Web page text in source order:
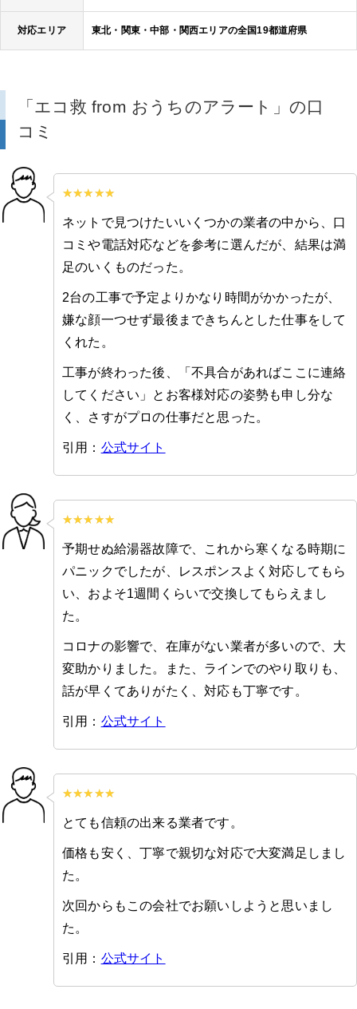
対応エリア 東北・関東・中部・関西エリアの全国19都道府県
「エコ救 from おうちのアラート」の口
コミ
ネットで見つけたいいくつかの業者の中から、口
コミや電話対応などを参考に選んだが、結果は満
足のいくものだった。
2台の工事で予定よりかなり時間がかかったが、
嫌な顔一つせず最後まできちんとした仕事をして
くれた。
工事が終わった後、「不具合があればここに連絡
してください」とお客様対応の姿勢も申し分な
く、さすがプロの仕事だと思った。
引用： 公式サイト
予期せぬ給湯器故障で、これから寒くなる時期に
パニックでしたが、レスポンスよく対応してもら
い、およそ1週間くらいで交換してもらえまし
た。
コロナの影響で、在庫がない業者が多いので、大
変助かりました。また、ラインでのやり取りも、
話が早くてありがたく、対応も丁寧です。
引用： 公式サイト
とても信頼の出来る業者です。
価格も安く、丁寧で親切な対応で大変満足しまし
た。
次回からもこの会社でお願いしようと思いまし
た。
引用： 公式サイト